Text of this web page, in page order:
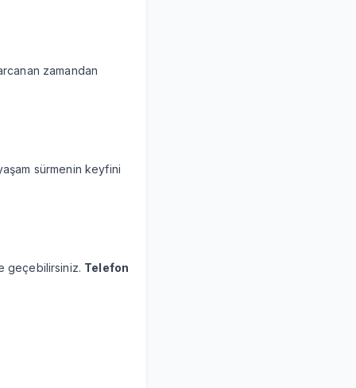
zamandan
sürmenin keyfini
geçebilirsiniz. Telefon